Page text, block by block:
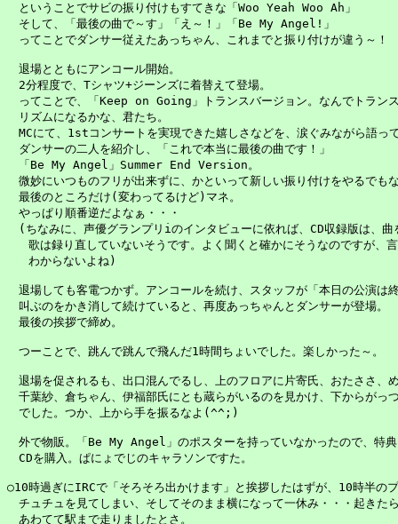
ということでサビの振り付けもすてきな「Woo Yeah Woo Ah」
そして、「最後の曲で～す」「え～！」「Be My Angel!」
ってことでダンサー従えたあっちゃん、これまでと振り付けが違う～！
退場とともにアンコール開始。
2分程度で、Tシャツ+ジーンズに着替えて登場。
ってことで、「Keep on Going」トランスバージョン。なんでトランス
リズムになるかな、君たち。
MCにて、1stコンサートを実現できた嬉しさなどを、涙ぐみながら語っ
ダンサーの二人を紹介し、「これで本当に最後の曲です！」
「Be My Angel」Summer End Version。
微妙にいつものフリが出来ずに、かといって新しい振り付けをやるでも
最後のところだけ(変わってるけど)マネ。
やっぱり順番逆だよなぁ・・・
(ちなみに、声優グランプリiのインタビューに依れば、CD収録版は、曲
歌は録り直していないそうです。よく聞くと確かにそうなのですが、
   わからないよね)
退場しても客電つかず。アンコールを続け、スタッフが「本日の公演は
叫ぶのをかき消して続けていると、再度あっちゃんとダンサーが登場。
最後の挨拶で締め。
つーことで、跳んで跳んで飛んだ1時間ちょいでした。楽しかった～。
退場を促されるも、出口混んでるし、上のフロアに片寄氏、おたささ、
千葉紗、倉ちゃん、伊福部氏にとも蔵らがいるのを見かけ、下からがっ
でした。つか、上から手を振るなよ(^^;)
外で物販。「Be My Angel」のポスターを持っていなかったので、特
CDを購入。ぱにょでじのキャラソンですた。
○10時過ぎにIRCで「そろそろ出かけます」と挨拶したはずが、10時半の
チュチュを見てしまい、そしてそのまま横になって一休み・・・起きた
あわてて駅まで走りましたとさ。